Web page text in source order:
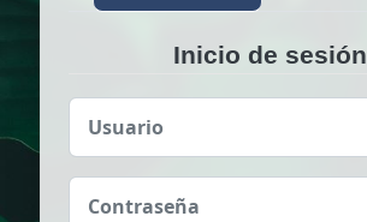
Inicio de sesión
Usuario
Contraseña